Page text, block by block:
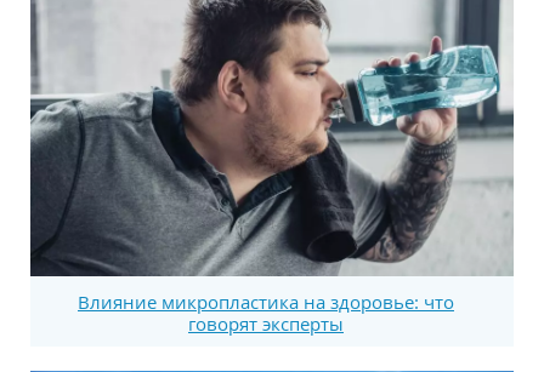
Влияние микропластика на здоровье: что
говорят эксперты